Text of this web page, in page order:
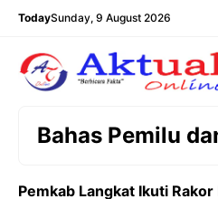
Langsung
TodaySunday, 9 August 2026
Bahas Pemilu
Pemkab Langkat Ikuti